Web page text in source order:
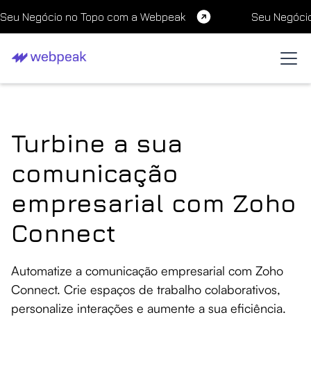
Seu Negócio no Topo com a Webpeak Seu
Turbine a sua
comunicação
empresarial com Zoho
Connect
Automatize a comunicação empresarial com Zoho
Connect. Crie espaços de trabalho colaborativos,
personalize interações e aumente a sua eficiência.